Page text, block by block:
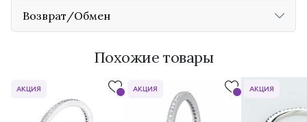
Возврат/Обмен
Похожие товары
АКЦИЯ АКЦИЯ АКЦИЯ